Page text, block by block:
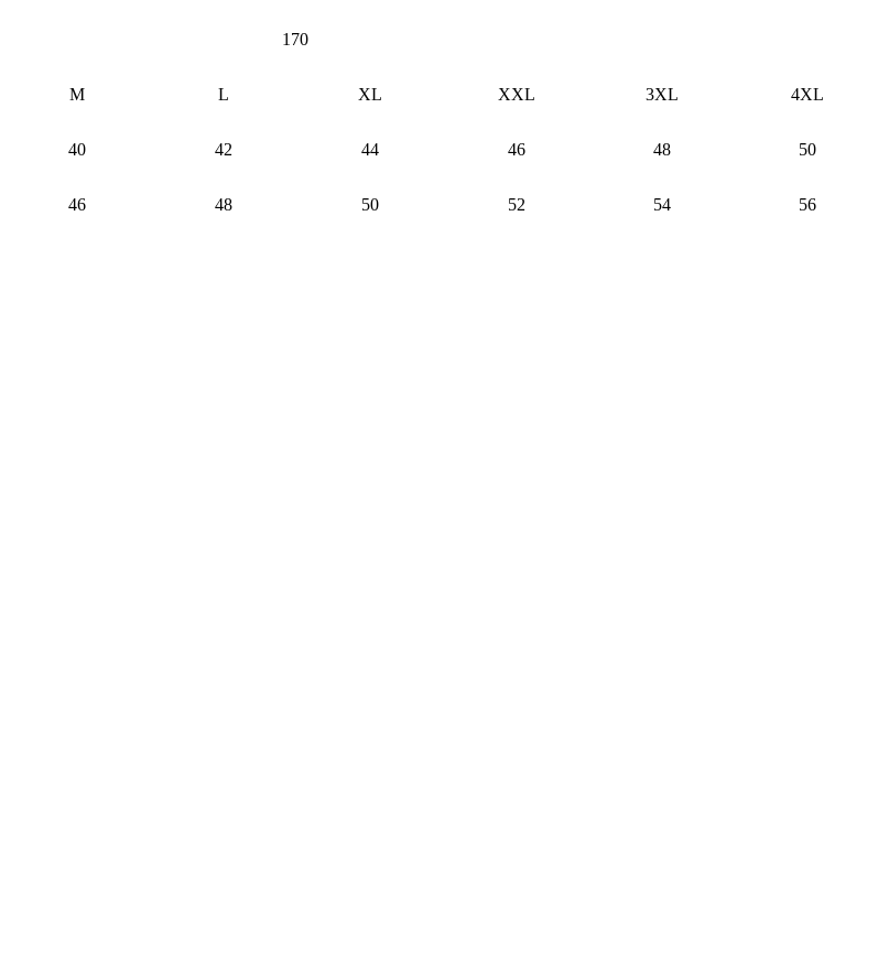
170
M L XL XXL 3XL 4XL
40 42 44 46 48 50
46 48 50 52 54 56